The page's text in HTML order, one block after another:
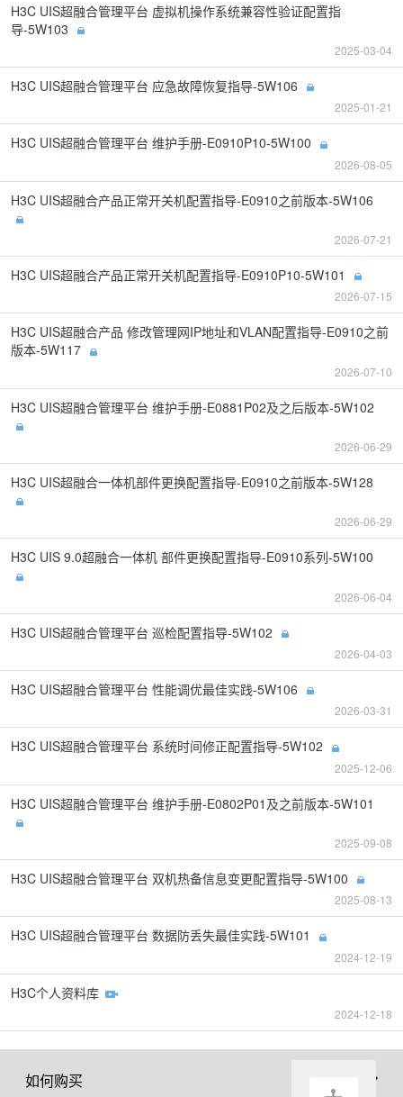
H3C UIS超融合管理平台 虚拟机操作系统兼容性验证配置指
导-5W103
2025-03-04
H3C UIS超融合管理平台 应急故障恢复指导-5W106
2025-01-21
H3C UIS超融合管理平台 维护手册-E0910P10-5W100
2026-08-05
H3C UIS超融合产品正常开关机配置指导-E0910之前版本-5W106
2026-07-21
H3C UIS超融合产品正常开关机配置指导-E0910P10-5W101
2026-07-15
H3C UIS超融合产品 修改管理网IP地址和VLAN配置指导-E0910之前
版本-5W117
2026-07-10
H3C UIS超融合管理平台 维护手册-E0881P02及之后版本-5W102
2026-06-29
H3C UIS超融合一体机部件更换配置指导-E0910之前版本-5W128
2026-06-29
H3C UIS 9.0超融合一体机 部件更换配置指导-E0910系列-5W100
2026-06-04
H3C UIS超融合管理平台 巡检配置指导-5W102
2026-04-03
H3C UIS超融合管理平台 性能调优最佳实践-5W106
2026-03-31
H3C UIS超融合管理平台 系统时间修正配置指导-5W102
2025-12-06
H3C UIS超融合管理平台 维护手册-E0802P01及之前版本-5W101
2025-09-08
H3C UIS超融合管理平台 双机热备信息变更配置指导-5W100
2025-08-13
H3C UIS超融合管理平台 数据防丢失最佳实践-5W101
2024-12-19
H3C个人资料库
2024-12-18
如何购买